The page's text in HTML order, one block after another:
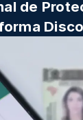
de